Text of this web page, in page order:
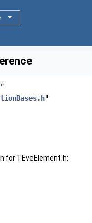
"
"
for TEveElement.h: